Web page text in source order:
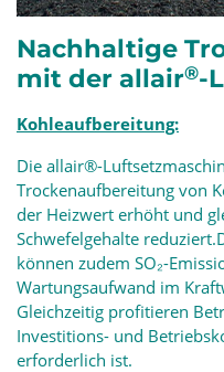
Nachhaltige
mit der allair®-
Kohleaufbereitung:
Die allair®-
Trockenaufbereitung von
der Heizwert erhöht und
Schwefelgehalte
können zudem SO₂-
Wartungsaufwand im
Gleichzeitig profitieren
Investitions- und
erforderlich ist.